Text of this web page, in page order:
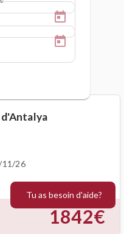
11/26
1842€
Tu as besoin d'aide?